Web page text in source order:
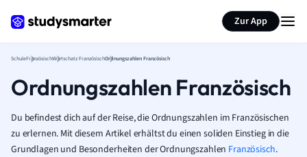
Zur App
SchuleFranzösischWortschatz FranzösischOrdnungszahlen Französisch
Ordnungszahlen Französisch
Du befindest dich auf der Reise, die Ordnungszahlen im Französischen
zu erlernen. Mit diesem Artikel erhältst du einen soliden Einstieg in die
Grundlagen und Besonderheiten der Ordnungszahlen Französisch.
Seite zusammenfassen